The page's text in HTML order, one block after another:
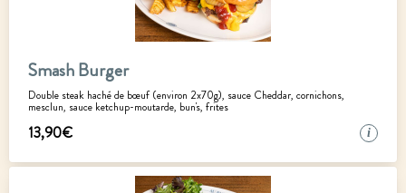
Smash Burger
Double steak haché de bœuf (environ 2x70g), sauce Cheddar, cornichons,
mesclun, sauce ketchup-moutarde, bun's, frites
13,90€ i